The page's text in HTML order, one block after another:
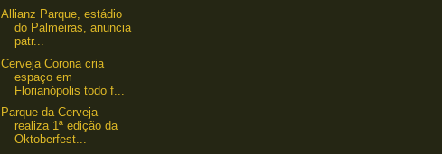
Allianz Parque, estádio
do Palmeiras, anuncia
patr...
Cerveja Corona cria
espaço em
Florianópolis todo f...
Parque da Cerveja
realiza 1ª edição da
Oktoberfest...